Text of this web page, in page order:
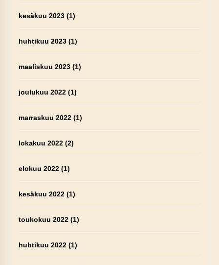
kesäkuu 2023(1)
huhtikuu 2023(1)
maaliskuu 2023(1)
joulukuu 2022(1)
marraskuu 2022(1)
lokakuu 2022(2)
elokuu 2022(1)
kesäkuu 2022(1)
toukokuu 2022(1)
huhtikuu 2022(1)